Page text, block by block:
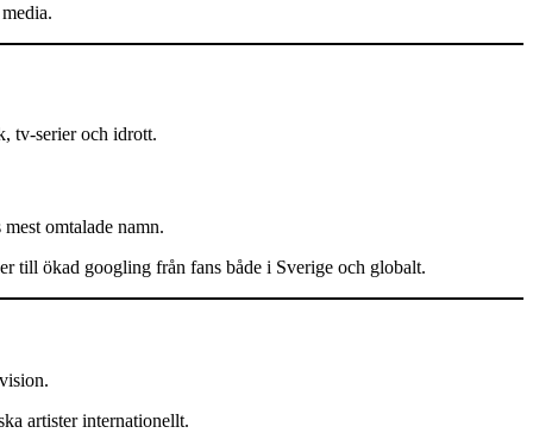
tv-serier och idrott.
omtalade namn.
till ökad googling från fans både i Sverige och globalt.
artister internationellt.